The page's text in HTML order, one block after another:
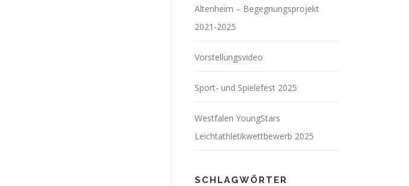
Altenheim – Begegnungsprojekt
2021-2025
Vorstellungsvideo
Sport- und Spielefest 2025
Westfalen YoungStars
Leichtathletikwettbewerb 2025
SCHLAGWÖRTER